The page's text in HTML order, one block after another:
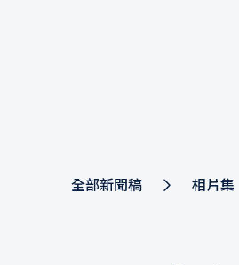
全部新聞稿 相片集